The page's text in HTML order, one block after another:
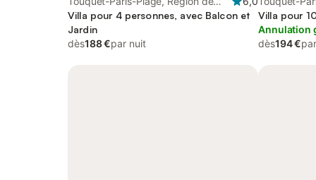
Montreuil
Villa pour 4 personnes, avec Balcon et
Jardin
dès188 €par nuit
Villa pour
Annulation
dès194 €